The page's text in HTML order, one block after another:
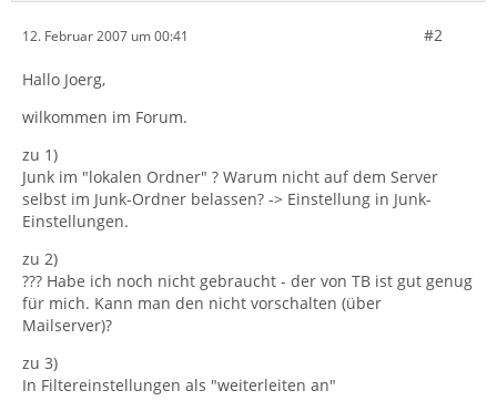
12. Februar 2007 um 00:41 #2
Hallo Joerg,
wilkommen im Forum.
zu 1)
Junk im "lokalen Ordner" ? Warum nicht auf dem Server
selbst im Junk-Ordner belassen? -> Einstellung in Junk-
Einstellungen.
zu 2)
??? Habe ich noch nicht gebraucht - der von TB ist gut genug
für mich. Kann man den nicht vorschalten (über
Mailserver)?
zu 3)
In Filtereinstellungen als "weiterleiten an"